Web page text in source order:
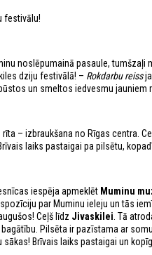
festivālu!
noslēpumainā pasaule,
dziju festivālā! – Rokdarbu reiss
un smeltos iedvesmu jauniem
rīta – izbraukšana no Rīgas centra.
laiks pastaigai pa pilsētu,
iespēja apmeklēt Muminu
par Muminu ieleju un tās
Ceļš līdz Jivaskilei . Tā
Pilsēta ir pazīstama ar
Brīvais laiks pastaigai un